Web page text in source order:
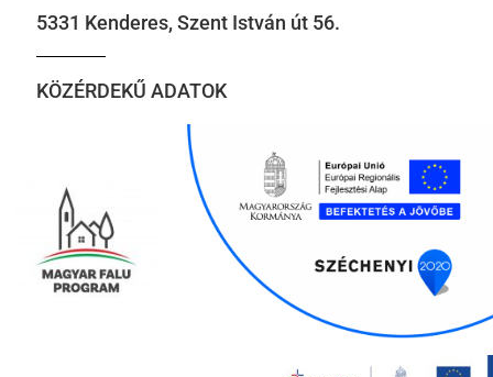
5331 Kenderes, Szent István út 56.
KÖZÉRDEKŰ ADATOK